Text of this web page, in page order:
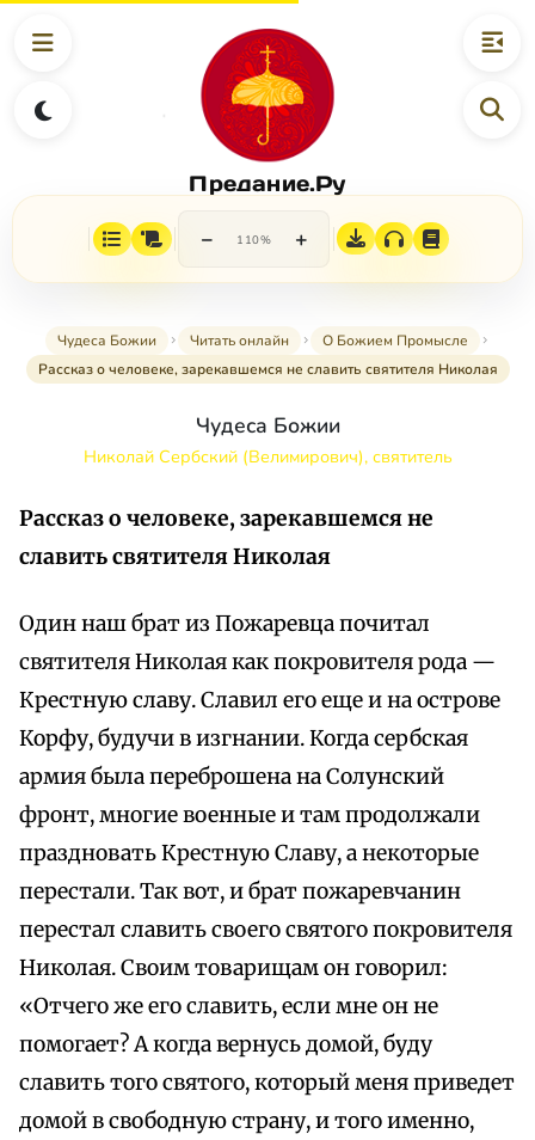
Предание.Ру
− 110% +
Чудеса Божии Читать онлайн
О Божием Промысле
Рассказ о человеке, зарекавшемся не славить святителя Николая
Чудеса Божии
Николай Сербский (Велимирович), святитель
Рассказ о человеке, зарекавшемся не
славить святителя Николая
Один наш брат из Пожаревца почитал
святителя Николая как покровителя рода —
Крестную славу. Славил его еще и на острове
Корфу, будучи в изгнании. Когда сербская
армия была переброшена на Солунский
фронт, многие военные и там продолжали
праздновать Крестную Славу, а некоторые
перестали. Так вот, и брат пожаревчанин
перестал славить своего святого покровителя
Николая. Своим товарищам он говорил:
«Отчего же его славить, если мне он не
помогает? А когда вернусь домой, буду
славить того святого, который меня приведет
домой в свободную страну, и того именно,